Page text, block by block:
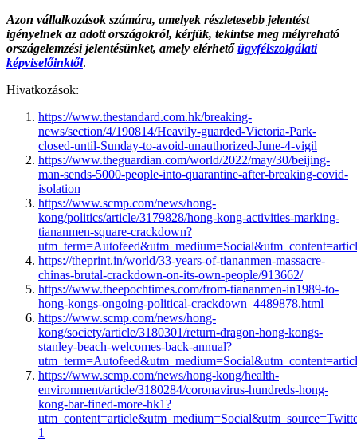
Azon vállalkozások számára, amelyek részletesebb jelentést
igényelnek az adott országokról, kérjük, tekintse meg mélyreható
országelemzési jelentésünket, amely elérhető ügyfélszolgálati
képviselőinktől.
Hivatkozások:
https://www.thestandard.com.hk/breaking-
news/section/4/190814/Heavily-guarded-Victoria-Park-
closed-until-Sunday-to-avoid-unauthorized-June-4-vigil
https://www.theguardian.com/world/2022/may/30/beijing-
man-sends-5000-people-into-quarantine-after-breaking-covid-
isolation
https://www.scmp.com/news/hong-
kong/politics/article/3179828/hong-kong-activities-marking-
tiananmen-square-crackdown?
https://theprint.in/world/33-years-of-tiananmen-massacre-
chinas-brutal-crackdown-on-its-own-people/913662/
https://www.theepochtimes.com/from-tiananmen-in1989-to-
hong-kongs-ongoing-political-crackdown_4489878.html
https://www.scmp.com/news/hong-
kong/society/article/3180301/return-dragon-hong-kongs-
stanley-beach-welcomes-back-annual?
https://www.scmp.com/news/hong-kong/health-
environment/article/3180284/coronavirus-hundreds-hong-
kong-bar-fined-more-hk1?
1